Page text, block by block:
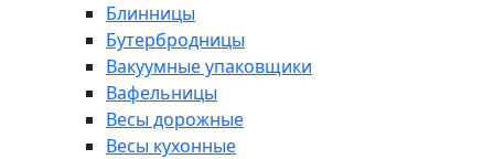
Блинницы
Бутербродницы
Вакуумные упаковщики
Вафельницы
Весы дорожные
Весы кухонные